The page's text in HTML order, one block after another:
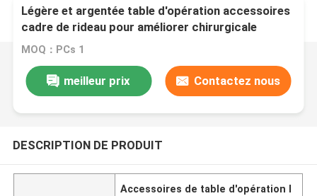
Légère et argentée table d'opération accessoires
cadre de rideau pour améliorer chirurgicale
MOQ：PCs 1
meilleur prix Contactez nous
DESCRIPTION DE PRODUIT
Accessoires de table d'opération l